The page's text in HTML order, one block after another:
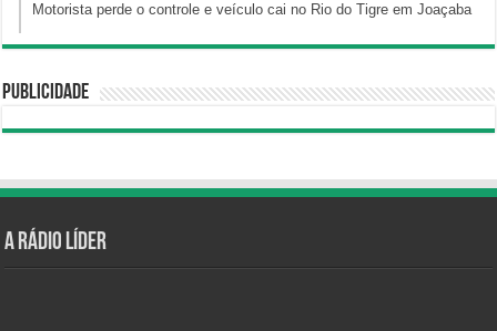
Motorista perde o controle e veículo cai no Rio do Tigre em Joaçaba
Publicidade
A Rádio Líder